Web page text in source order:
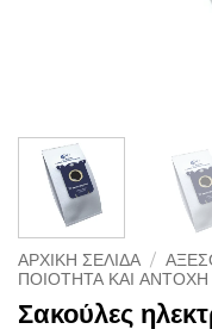
ΑΡΧΙΚΉ ΣΕΛΊΔΑ /
ΠΟΙΌΤΗΤΑ ΚΑΙ ΑΝΤΟΧΉ
Σακούλες